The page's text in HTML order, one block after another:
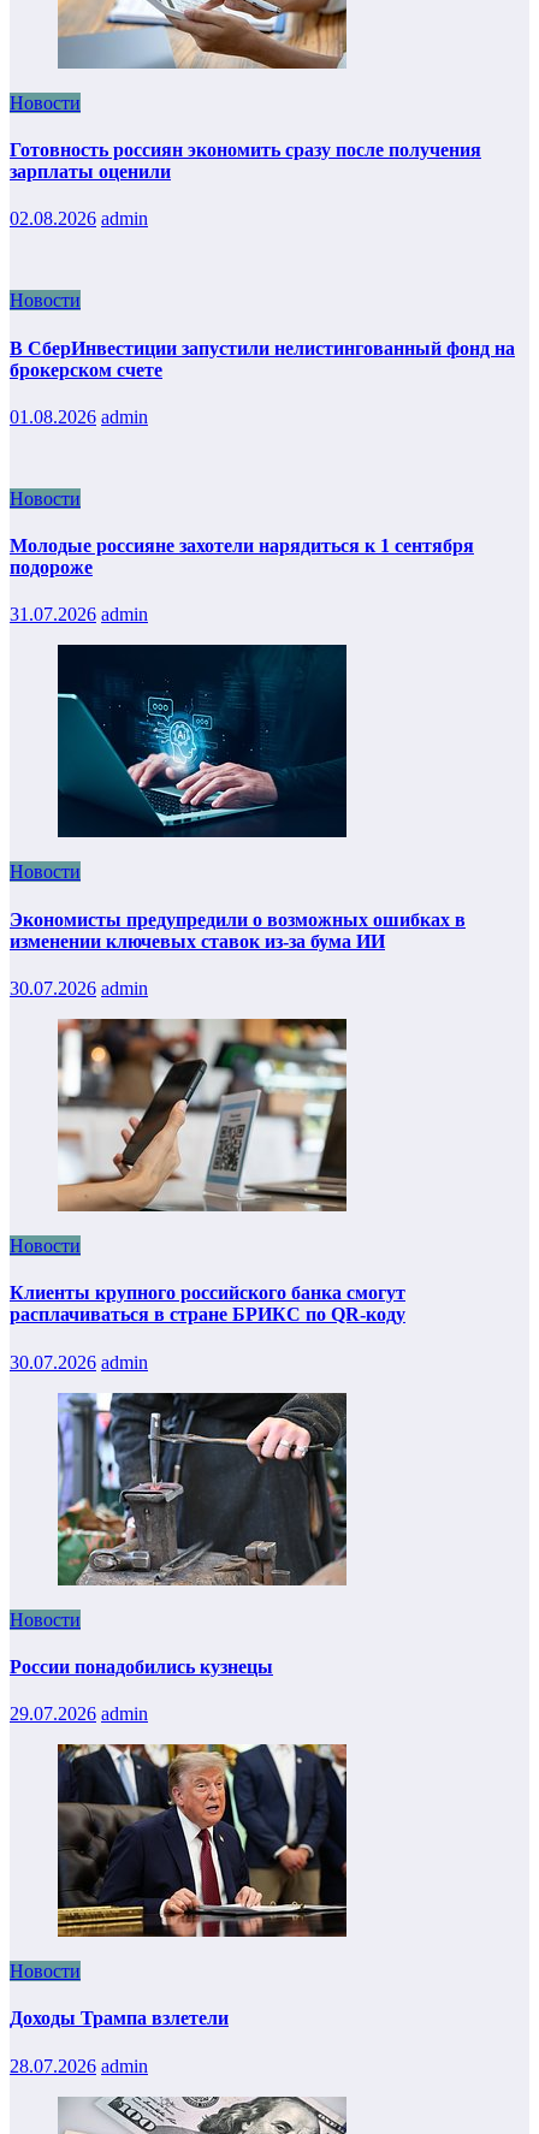
Новости
Готовность россиян экономить сразу после получения
зарплаты оценили
02.08.2026 admin
Новости
В СберИнвестиции запустили нелистингованный фонд на
брокерском счете
01.08.2026 admin
Новости
Молодые россияне захотели нарядиться к 1 сентября
подороже
31.07.2026 admin
Новости
Экономисты предупредили о возможных ошибках в
изменении ключевых ставок из-за бума ИИ
30.07.2026 admin
Новости
Клиенты крупного российского банка смогут
расплачиваться в стране БРИКС по QR-коду
30.07.2026 admin
Новости
России понадобились кузнецы
29.07.2026 admin
Новости
Доходы Трампа взлетели
28.07.2026 admin